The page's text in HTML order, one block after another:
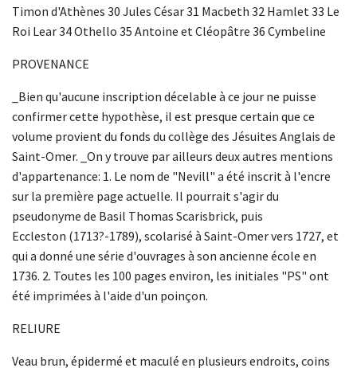
Timon d'Athènes 30 Jules César 31 Macbeth 32 Hamlet 33 Le
Roi Lear 34 Othello 35 Antoine et Cléopâtre 36 Cymbeline
PROVENANCE
_Bien qu'aucune inscription décelable à ce jour ne puisse
confirmer cette hypothèse, il est presque certain que ce
volume provient du fonds du collège des Jésuites Anglais de
Saint-Omer. _On y trouve par ailleurs deux autres mentions
d'appartenance: 1. Le nom de "Nevill" a été inscrit à l'encre
sur la première page actuelle. Il pourrait s'agir du
pseudonyme de Basil Thomas Scarisbrick, puis
Eccleston (1713?-1789), scolarisé à Saint-Omer vers 1727, et
qui a donné une série d'ouvrages à son ancienne école en
1736. 2. Toutes les 100 pages environ, les initiales "PS" ont
été imprimées à l'aide d'un poinçon.
RELIURE
Veau brun, épidermé et maculé en plusieurs endroits, coins